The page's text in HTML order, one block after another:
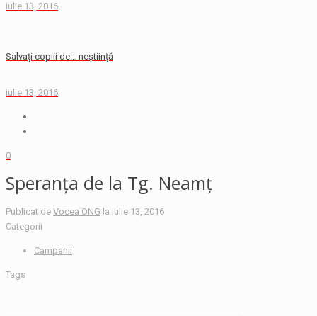
iulie 13, 2016
Salvați copiii de… neștiință
iulie 13, 2016
0
Speranța de la Tg. Neamț
Publicat de Vocea ONG la iulie 13, 2016
Categorii
Campanii
Tags